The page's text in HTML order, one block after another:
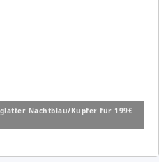
Nachtblau/Kupfer für 199€